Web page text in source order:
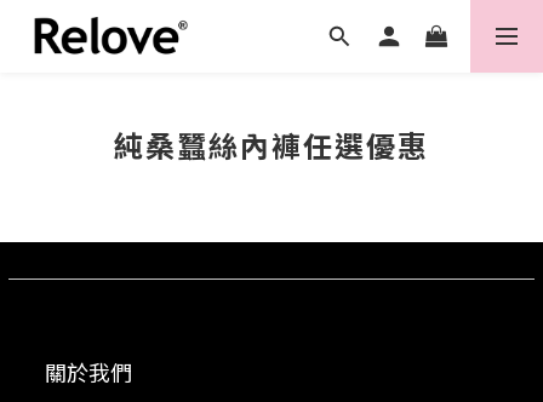
純桑蠶絲內褲任選優惠
關於我們